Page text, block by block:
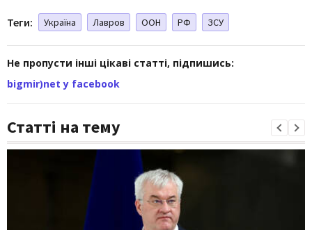
Теги: Україна Лавров ООН РФ ЗСУ
Не пропусти інші цікаві статті, підпишись:
bigmir)net у facebook
Статті на тему